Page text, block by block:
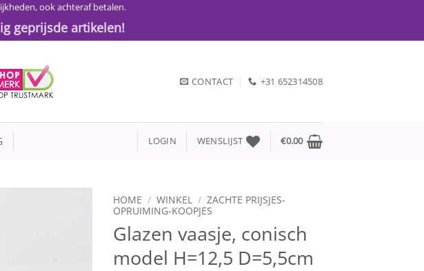
ook achteraf betalen.
geprijsde artikelen!
CONTACT +31 652314508
LOGIN WENSLIJST €0.00
HOME / WINKEL / ZACHTE PRIJSJES-
OPRUIMING-KOOPJES
Glazen vaasje, conisch
model H=12,5 D=5,5cm